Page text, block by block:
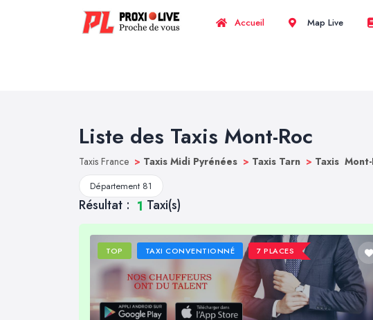
Accueil Map Live
Liste des Taxis Mont-Roc
Taxis France > Taxis Midi Pyrénées > Taxis Tarn > Taxis Mont-
Département 81
Résultat : 1 Taxi(s)
TOP TAXI CONVENTIONNÉ 7 PLACES